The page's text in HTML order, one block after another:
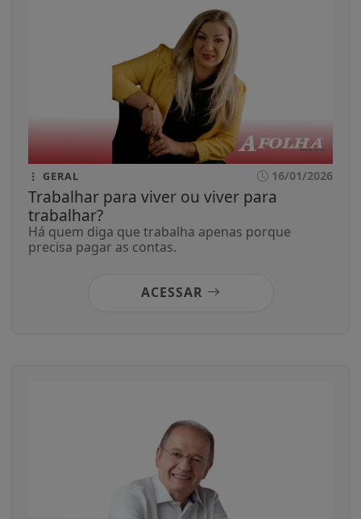
GERAL 16/01/2026
Trabalhar para viver ou viver para
trabalhar?
Há quem diga que trabalha apenas porque
precisa pagar as contas.
ACESSAR